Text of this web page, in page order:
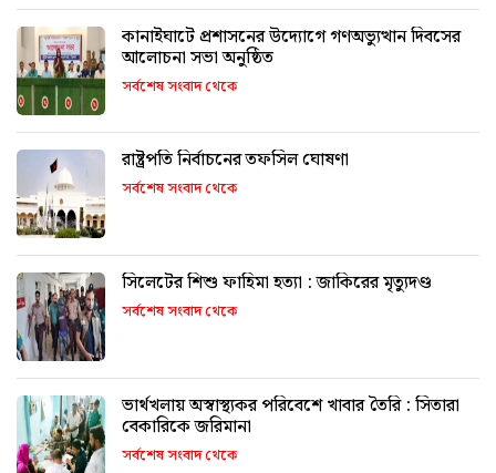
কানাইঘাটে প্রশাসনের উদ্যোগে গণঅভ্যুত্থান দিবসের
আলোচনা সভা অনুষ্ঠিত
সর্বশেষ সংবাদ থেকে
রাষ্ট্রপতি নির্বাচনের তফসিল ঘোষণা
সর্বশেষ সংবাদ থেকে
সিলেটের শিশু ফাহিমা হত্যা : জাকিরের মৃত্যুদণ্ড
সর্বশেষ সংবাদ থেকে
ভার্থখলায় অস্বাস্থ্যকর পরিবেশে খাবার তৈরি : সিতারা
বেকারিকে জরিমানা
সর্বশেষ সংবাদ থেকে